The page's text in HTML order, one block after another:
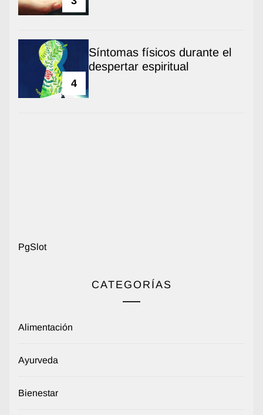
4
Síntomas físicos durante el
despertar espiritual
PgSlot
CATEGORÍAS
Alimentación
Ayurveda
Bienestar